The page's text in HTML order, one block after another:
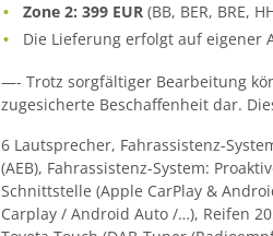
Zone 2: 399 EUR (BB, BER, BRE,
Die Lieferung erfolgt auf eigener
—- Trotz sorgfältiger Bearbeitung
zugesicherte Beschaffenheit dar.
6 Lautsprecher, Fahrassistenz-
(AEB), Fahrassistenz-System:
Schnittstelle (Apple CarPlay &
Carplay / Android Auto /…), Reifen